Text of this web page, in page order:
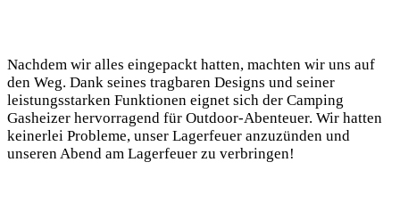
Nachdem wir alles eingepackt hatten, machten wir uns auf
den Weg. Dank seines tragbaren Designs und seiner
leistungsstarken Funktionen eignet sich der Camping
Gasheizer hervorragend für Outdoor-Abenteuer. Wir hatten
keinerlei Probleme, unser Lagerfeuer anzuzünden und
unseren Abend am Lagerfeuer zu verbringen!